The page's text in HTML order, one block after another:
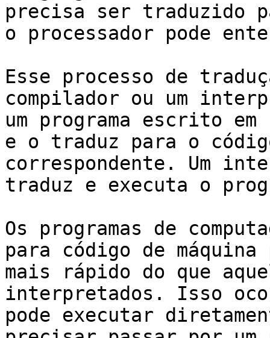
precisa ser traduzido
o processador pode
Esse processo de
compilador ou um
um programa escrito
e o traduz para o
correspondente. Um
traduz e executa o
Os programas de
para código de máquina
mais rápido do que
interpretados. Isso
pode executar